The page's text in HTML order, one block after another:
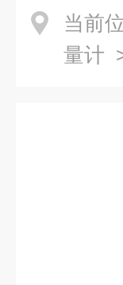
当前
量计